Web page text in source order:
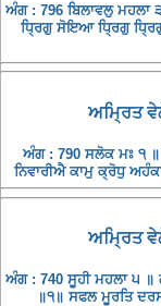
ਅੰਗ : 796 ਬਿਲਾਵਲੁ ਮਹਲਾ
ਧ੍ਰਿਗੁ ਸੋਇਆ ਧ੍ਰਿਗੁ
ਅਮ੍ਰਿਤ
ਅੰਗ : 790 ਸਲੋਕ ਮਃ ੧
ਨਿਵਾਰੀਐ ਕਾਮੁ ਕ੍ਰੋਧੁ
ਅਮ੍ਰਿਤ
ਅੰਗ : 740 ਸੂਹੀ ਮਹਲਾ ੫ ॥
॥੧॥ ਸਫਲ ਮੂਰਤਿ